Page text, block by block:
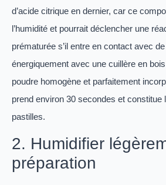
d’acide citrique en dernier, car ce
l’humidité et pourrait déclencher une
prématurée s’il entre en contact avec
énergiquement avec une cuillère en
poudre homogène et parfaitement
prend environ 30 secondes et constitue
pastilles.
2. Humidifier
préparation